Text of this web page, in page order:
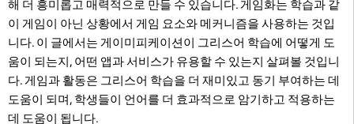
해 더 흥미롭고 매력적으로 만들 수 있습니다. 게임화는 학습과 같
이 게임이 아닌 상황에서 게임 요소와 메커니즘을 사용하는 것입
니다. 이 글에서는 게이미피케이션이 그리스어 학습에 어떻게 도
움이 되는지, 어떤 앱과 서비스가 유용할 수 있는지 살펴볼 것입니
다. 게임과 활동은 그리스어 학습을 더 재미있고 동기 부여하는 데
도움이 되며, 학생들이 언어를 더 효과적으로 암기하고 적용하는
데 도움이 됩니다.